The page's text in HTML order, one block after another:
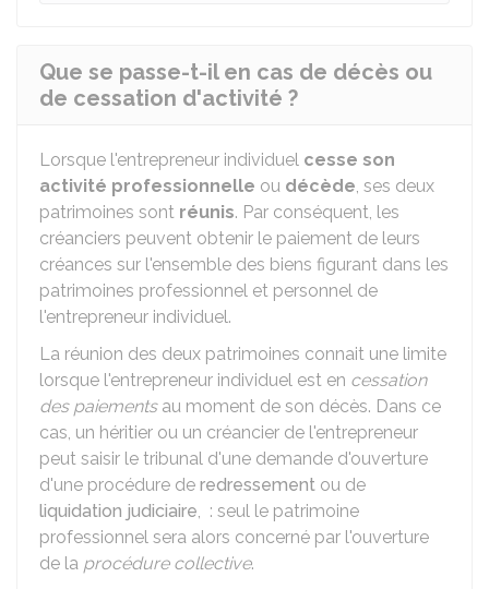
Que se passe-t-il en cas de décès ou
de cessation d'activité ?
Lorsque l'entrepreneur individuel cesse son
activité professionnelle ou décède, ses deux
patrimoines sont réunis. Par conséquent, les
créanciers peuvent obtenir le paiement de leurs
créances sur l'ensemble des biens figurant dans les
patrimoines professionnel et personnel de
l'entrepreneur individuel.
La réunion des deux patrimoines connait une limite
lorsque l'entrepreneur individuel est en cessation
des paiementsau moment de son décès. Dans ce
cas, un héritier ou un créancier de l'entrepreneur
peut saisir le tribunal d'une demande d'ouverture
d'une procédure de redressement ou de
liquidation judiciaire, : seul le patrimoine
professionnel sera alors concerné par l'ouverture
de la procédure collective.